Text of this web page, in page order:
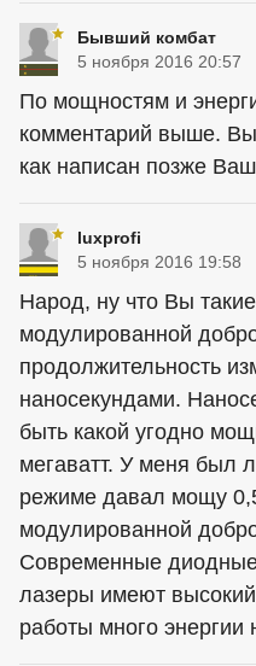
Бывший комбат
5 ноября 2016 20:57
По мощностям и
комментарий выше. Вы
как написан позже
luxprofi
5 ноября 2016 19:58
Народ, ну что Вы
модулированной
продолжительность
наносекундами.
быть какой угодно
мегаватт. У меня был
режиме давал мощу
модулированной
Современные
лазеры имеют
работы много энергии